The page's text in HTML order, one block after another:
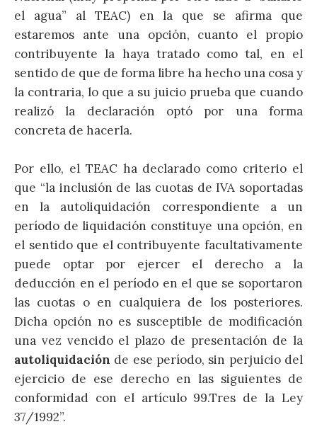
el agua” al TEAC) en la que se afirma que
estaremos ante una opción, cuanto el propio
contribuyente la haya tratado como tal, en el
sentido de que de forma libre ha hecho una cosa y
la contraria, lo que a su juicio prueba que cuando
realizó la declaración optó por una forma
concreta de hacerla.
Por ello, el TEAC ha declarado como criterio el
que “la inclusión de las cuotas de IVA soportadas
en la autoliquidación correspondiente a un
período de liquidación constituye una opción, en
el sentido que el contribuyente facultativamente
puede optar por ejercer el derecho a la
deducción en el período en el que se soportaron
las cuotas o en cualquiera de los posteriores.
Dicha opción no es susceptible de modificación
una vez vencido el plazo de presentación de la
autoliquidación de ese período, sin perjuicio del
ejercicio de ese derecho en las siguientes de
conformidad con el artículo 99.Tres de la Ley
37/1992”.